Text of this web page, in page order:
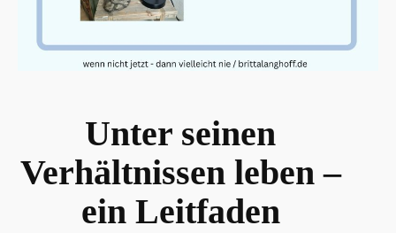
Unter seinen
Verhältnissen leben –
ein Leitfaden